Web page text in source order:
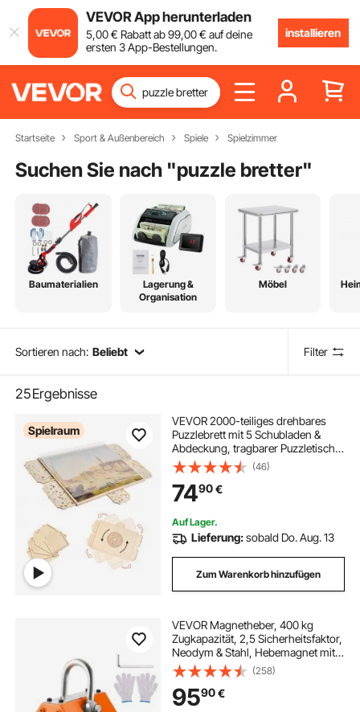
VEVOR App herunterladen
5,00€ Rabatt ab99,00€ auf deine
ersten 3 App-Bestellungen.
installieren
Startseite Sport & Außenbereich Spiele Spielzimmer
Suchen Sie nach "puzzle bretter"
Baumaterialien
Lagerung &
Organisation
Möbel
Sortieren nach: Beliebt Filter
25Ergebnisse
Spielraum
VEVOR 2000-teiliges drehbares
Puzzlebrett mit 5 Schubladen &
Abdeckung, tragbarer Puzzletisch
(1045 x 763 x 36 mm), Puzzle-
Zubehör für Erwachsene, Puzzle-
Organizer-Aufbewahrungssystem
Puzzle Boards
(46)
7490€
Auf Lager.
Lieferung:sobald Do. Aug. 13
Zum Warenkorb hinzufügen
VEVOR Magnetheber, 400 kg
Zugkapazität, 2,5 Sicherheitsfaktor,
Neodym & Stahl, Hebemagnet mit
Freigabe, Permanent-
Hebemagnete, Schwerlastmagnet
für Hebe, Ladenkran, Block, Brett
(258)
9590€